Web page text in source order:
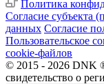
Политика
Согласие субъекта
данных Согласие
Пользовательское
cookie-файлов
© 2015 - 2026
свидетельство о